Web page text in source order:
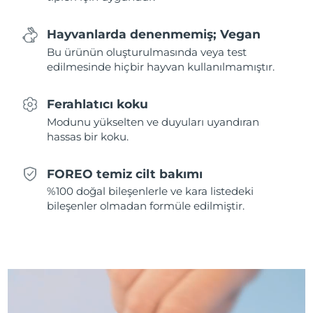
Hayvanlarda denenmemiş; Vegan
Bu ürünün oluşturulmasında veya test
edilmesinde hiçbir hayvan kullanılmamıştır.
Ferahlatıcı koku
Modunu yükselten ve duyuları uyandıran
hassas bir koku.
FOREO temiz cilt bakımı
%100 doğal bileşenlerle ve kara listedeki
bileşenler olmadan formüle edilmiştir.
Hollanda
08/08/2026
Yeni Zelanda
Tahmini teslim tarihi
08/08/2026
Norveç
08/08/2026
Filipinler
Tahmini teslim tarihi
11/08/2026
Tahmini teslim tarihi
08/08/2026